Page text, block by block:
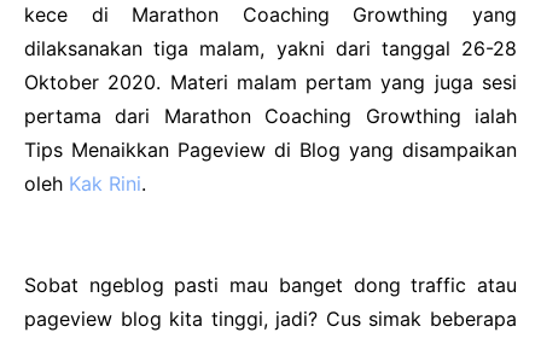
kece di Marathon Coaching Growthing yang
dilaksanakan tiga malam, yakni dari tanggal 26-28
Oktober 2020. Materi malam pertam yang juga sesi
pertama dari Marathon Coaching Growthing ialah
Tips Menaikkan Pageview di Blog yang disampaikan
oleh Kak Rini.
Sobat ngeblog pasti mau banget dong traffic atau
pageview blog kita tinggi, jadi? Cus simak beberapa